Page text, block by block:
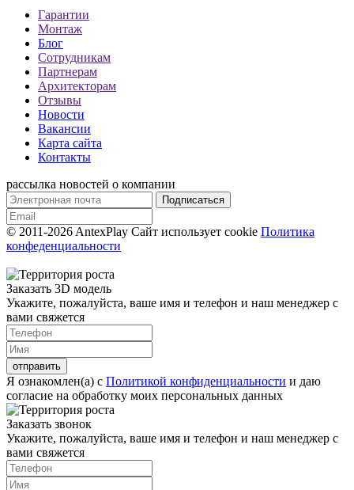
Гарантии
Монтаж
Блог
Сотрудникам
Партнерам
Архитекторам
Отзывы
Новости
Вакансии
Карта сайта
Контакты
рассылка новостей о компании
© 2011-2026 AntexPlay Сайт использует cookie Политика
конфеденциальности
Заказать 3D модель
Укажите, пожалуйста, ваше имя и телефон и наш менеджер с
вами свяжется
Я ознакомлен(а) с Политикой конфиденциальности и даю
согласие на обработку моих персональных данных
Заказать звонок
Укажите, пожалуйста, ваше имя и телефон и наш менеджер с
вами свяжется